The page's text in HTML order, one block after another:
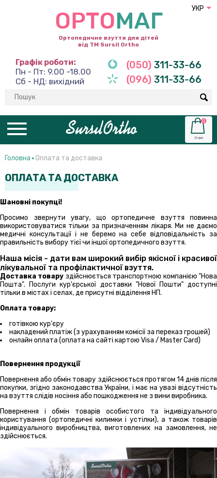
ОРТОМАГ
Ортопедичне взуття для дітей
від ТМ Sursil Ortho
Графік роботи:
Пн - Пт: 9.00 -18.00
Сб - НД: вихідний
(050) 311-33-66
(096) 311-33-66
0
0 грн
УКР
Головна Оплата та доставка
ОПЛАТА ТА ДОСТАВКА
Шановні покупці!
Просимо звернути увагу, що ортопедичне взуття повинна
використовуватися тільки за призначенням лікаря. Ми не даємо
медичні консультації і не беремо на себе відповідальність за
правильність вибору тієї чи іншої ортопедичного взуття.
Наша місія - дати вам широкий вибір якісної і красивої
лікувальної та профілактичної взуття.
Доставка товару здійснюється транспортною компанією "Нова
Пошта". Послуги кур'єрської доставки "Нової Пошти" доступні
тільки в містах і селах, де присутні відділення НП.
Оплата товару:
готівкою кур'єру
накладений платіж (з урахуванням комісії за переказ грошей)
онлайн оплата (оплата на сайті картою Visa / Master Card)
Повернення продукції
Повернення або обмін товару здійснюється протягом 14 днів після
покупки, згідно законодавства України, і має на увазі відсутність
на взуття слідів носіння або пошкодження не з вини виробника.
Повернення і обмін товарів особистого та індивідуального
користування (ортопедичні килимки і устілки), а також товарів
індивідуального виробництва, виготовлених на замовлення, не
здійснюється.